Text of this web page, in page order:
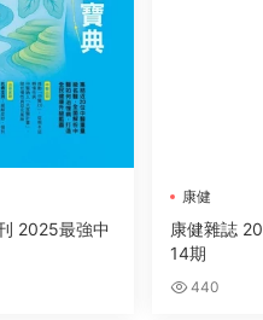
2025最強中
康健
康健雜誌
14期
440